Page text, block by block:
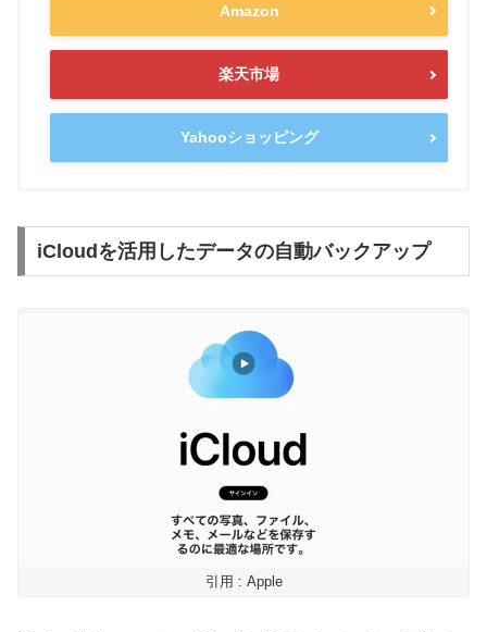
Amazon
楽天市場
Yahooショッピング
iCloudを活用したデータの自動バックアップ
引用 : Apple